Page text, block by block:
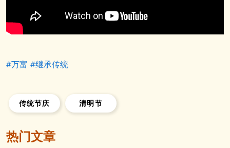
#万富 #继承传统
传统节庆 清明节
热门文章